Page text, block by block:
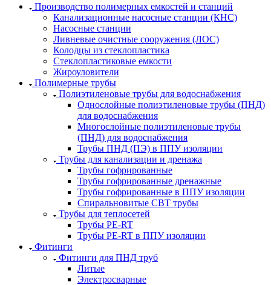
Производство полимерных емкостей и станций
Канализационные насосные станции (КНС)
Насосные станции
Ливневые очистные сооружения (ЛОС)
Колодцы из стеклопластика
Стеклопластиковые емкости
Жироуловители
Полимерные трубы
Полиэтиленовые трубы для водоснабжения
Однослойные полиэтиленовые трубы (ПНД)
для водоснабжения
Многослойные полиэтиленовые трубы
(ПНД) для водоснабжения
Трубы ПНД (ПЭ) в ППУ изоляции
Трубы для канализации и дренажа
Трубы гофрированные
Трубы гофрированные дренажные
Трубы гофрированные в ППУ изоляции
Спиральновитые СВТ трубы
Трубы для теплосетей
Трубы PE-RT
Трубы PE-RT в ППУ изоляции
Фитинги
Фитинги для ПНД труб
Литые
Электросварные